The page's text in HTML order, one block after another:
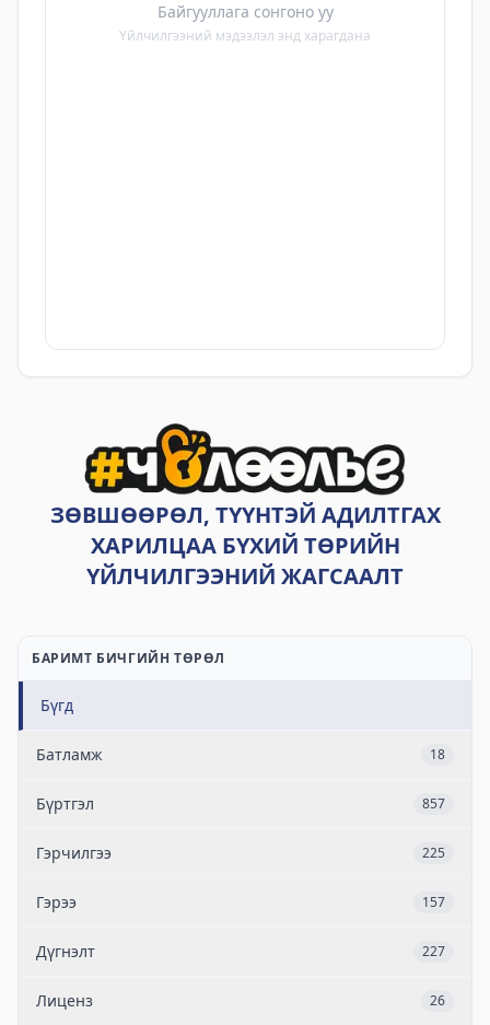
Байгууллага сонгоно уу
Үйлчилгээний мэдээлэл энд харагдана
ЗӨВШӨӨРӨЛ, ТҮҮНТЭЙ АДИЛТГАХ
ХАРИЛЦАА БҮХИЙ ТӨРИЙН
ҮЙЛЧИЛГЭЭНИЙ ЖАГСААЛТ
БАРИМТ БИЧГИЙН ТӨРӨЛ
Бүгд
Батламж 18
Бүртгэл 857
Гэрчилгээ 225
Гэрээ 157
Дүгнэлт 227
Лиценз 26